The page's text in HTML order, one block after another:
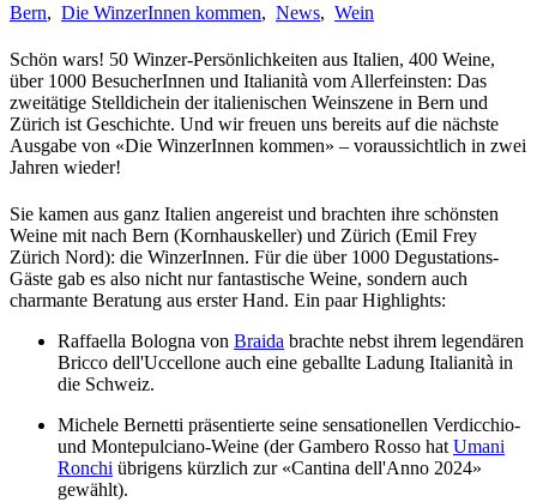
Bern, Die WinzerInnen kommen, News, Wein
Schön wars! 50 Winzer-Persönlichkeiten aus Italien, 400 Weine,
über 1000 BesucherInnen und Italianità vom Allerfeinsten: Das
zweitätige Stelldichein der italienischen Weinszene in Bern und
Zürich ist Geschichte. Und wir freuen uns bereits auf die nächste
Ausgabe von «Die WinzerInnen kommen» – voraussichtlich in zwei
Jahren wieder!
Sie kamen aus ganz Italien angereist und brachten ihre schönsten
Weine mit nach Bern (Kornhauskeller) und Zürich (Emil Frey
Zürich Nord): die WinzerInnen. Für die über 1000 Degustations-
Gäste gab es also nicht nur fantastische Weine, sondern auch
charmante Beratung aus erster Hand. Ein paar Highlights:
Raffaella Bologna von Braida brachte nebst ihrem legendären
Bricco dell'Uccellone auch eine geballte Ladung Italianità in
die Schweiz.
Michele Bernetti präsentierte seine sensationellen Verdicchio-
und Montepulciano-Weine (der Gambero Rosso hatUmani
Ronchi übrigens kürzlich zur «Cantina dell'Anno 2024»
gewählt).